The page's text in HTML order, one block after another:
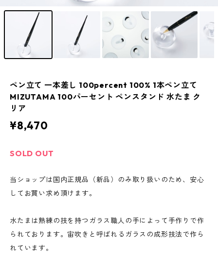
ペン立て 一本差し 100percent 100% 1本ペン立て
MIZUTAMA 100パーセント ペンスタンド 水たま ク
リア
¥8,470
SOLD OUT
当ショップは国内正規品（新品）のみ取り扱いのため、安心
してお買い求め頂けます。
水たまは熟練の技を持つガラス職人の手によって手作りで作
られております。宙吹きと呼ばれるガラスの成形技法で作ら
れています。